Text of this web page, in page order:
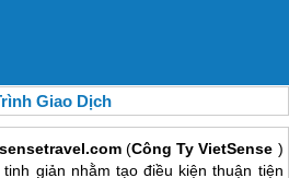
Giao Dịch
(Công Ty VietSense )
giản nhằm tạo điều kiện thuận tiện